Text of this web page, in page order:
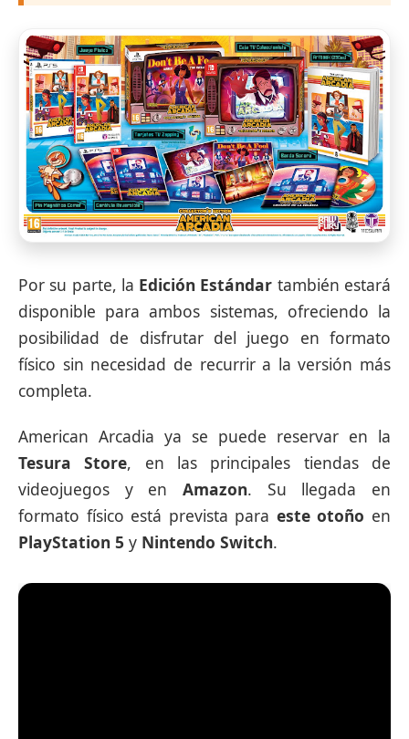
Por su parte, la Edición Estándar también estará
disponible para ambos sistemas, ofreciendo la
posibilidad de disfrutar del juego en formato
físico sin necesidad de recurrir a la versión más
completa.
American Arcadia ya se puede reservar en la
Tesura Store, en las principales tiendas de
videojuegos y en Amazon. Su llegada en
formato físico está prevista para este otoño en
PlayStation 5 y Nintendo Switch.